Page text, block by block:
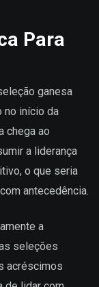
Para
ganesa
no início da
chega ao
a liderança
o que seria
antecedência.
a
seleções
acréscimos